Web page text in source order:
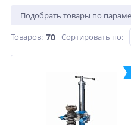
Подобрать товары по
Товаров: 70 Сортировать по: